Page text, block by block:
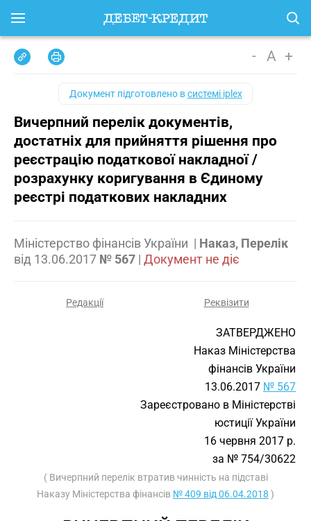
- A +
Документ підготовлено всистемі iplex
Вичерпний перелік документів,
достатніх для прийняття рішення про
реєстрацію податкової накладної /
розрахунку коригування в Єдиному
реєстрі податкових накладних
Міністерство фінансів України | Наказ, Перелік
від 13.06.2017 № 567 | Документ не діє
Редакції Реквізити
ЗАТВЕРДЖЕНО
Наказ Міністерства
фінансів України
13.06.2017 № 567
Зареєстровано в Міністерстві
юстиції України
16 червня 2017 р.
за № 754/30622
( Вичерпний перелік втратив чинність на підставі
Наказу Міністерства фінансів № 409 від 06.04.2018 )